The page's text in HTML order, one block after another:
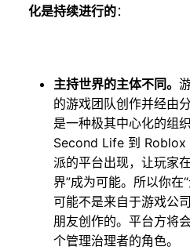
化是持续进行的：
主持世界的主体不同。
的游戏团队创作并经由
是一种极其中心化的组
Second Life 到 Roblox
派的平台出现，让玩家
界”成为可能。所以你在
可能不是来自于游戏公
朋友创作的。平台方将
个管理治理者的角色。